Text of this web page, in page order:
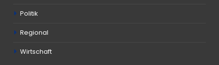
Politik
Regional
Wirtschaft